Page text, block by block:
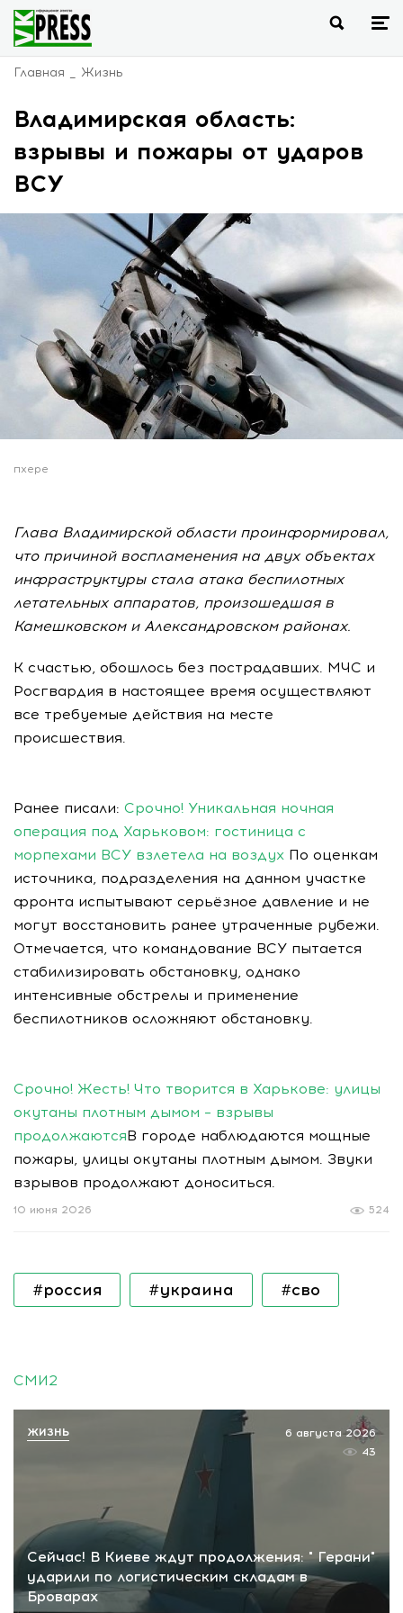
Главная Жизнь
Владимирская область:
взрывы и пожары от ударов
ВСУ
пхере
Глава Владимирской области проинформировал,
что причиной воспламенения на двух объектах
инфраструктуры стала атака беспилотных
летательных аппаратов, произошедшая в
Камешковском и Александровском районах.
К счастью, обошлось без пострадавших. МЧС и
Росгвардия в настоящее время осуществляют
все требуемые действия на месте
происшествия.
Ранее писали: Срочно! Уникальная ночная
операция под Харьковом: гостиница с
морпехами ВСУ взлетела на воздух По оценкам
источника, подразделения на данном участке
фронта испытывают серьёзное давление и не
могут восстановить ранее утраченные рубежи.
Отмечается, что командование ВСУ пытается
стабилизировать обстановку, однако
интенсивные обстрелы и применение
беспилотников осложняют обстановку.
Срочно! Жесть! Что творится в Харькове: улицы
окутаны плотным дымом – взрывы
продолжаютсяВ городе наблюдаются мощные
пожары, улицы окутаны плотным дымом. Звуки
взрывов продолжают доноситься.
524
10 июня 2026
#россия #украина #сво
СМИ2
Сейчас! В Киеве ждут продолжения: " Герани"
ударили по логистическим складам в
Броварах
6 августа 2026
43
ЖИЗНЬ